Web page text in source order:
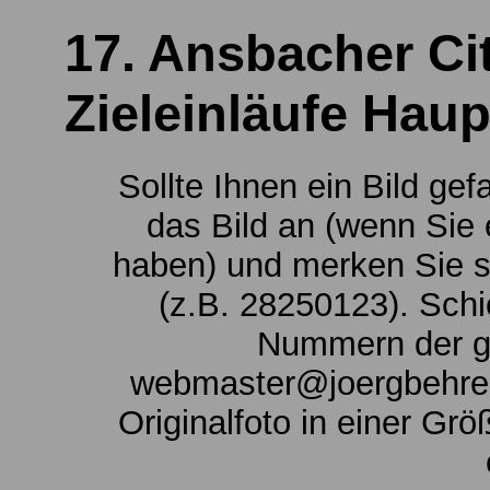
17. Ansbacher
Zieleinläufe
Sollte Ihnen ein Bild
das Bild an (wenn
haben) und merken Sie
(z.B. 28250123).
Nummern der
Originalfoto in einer